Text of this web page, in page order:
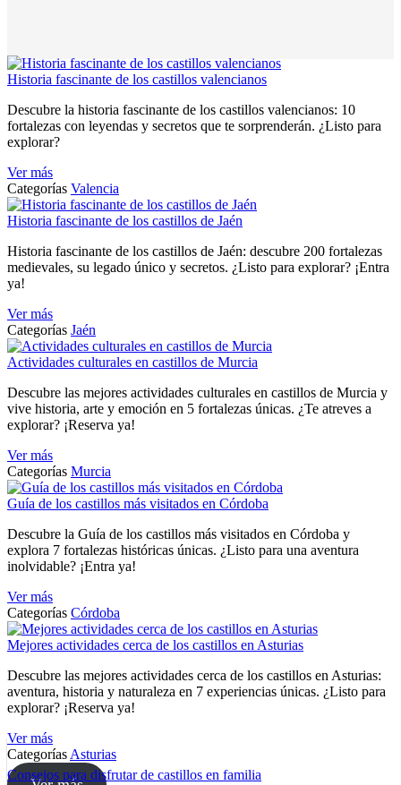
Historia fascinante de los castillos valencianos
Descubre la historia fascinante de los castillos valencianos: 10
fortalezas con leyendas y secretos que te sorprenderán. ¿Listo para
explorar?
Ver más
Categorías Valencia
Historia fascinante de los castillos de Jaén
Historia fascinante de los castillos de Jaén: descubre 200 fortalezas
medievales, su legado único y secretos. ¿Listo para explorar? ¡Entra
ya!
Ver más
Categorías Jaén
Actividades culturales en castillos de Murcia
Descubre las mejores actividades culturales en castillos de Murcia y
vive historia, arte y emoción en 5 fortalezas únicas. ¿Te atreves a
explorar? ¡Reserva ya!
Ver más
Categorías Murcia
Guía de los castillos más visitados en Córdoba
Descubre la Guía de los castillos más visitados en Córdoba y
explora 7 fortalezas históricas únicas. ¿Listo para una aventura
inolvidable? ¡Entra ya!
Ver más
Categorías Córdoba
Mejores actividades cerca de los castillos en Asturias
Descubre las mejores actividades cerca de los castillos en Asturias:
aventura, historia y naturaleza en 7 experiencias únicas. ¿Listo para
explorar? ¡Reserva ya!
Ver más
Categorías Asturias
Consejos para disfrutar de castillos en familia